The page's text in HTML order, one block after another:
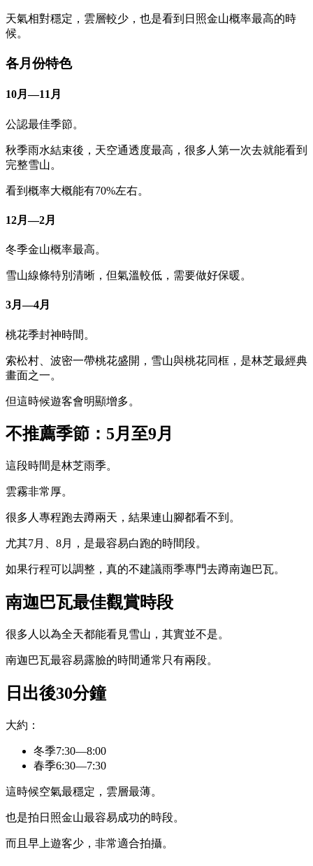
天氣相對穩定，雲層較少，也是看到日照金山概率最高的時
候。
各月份特色
10月—11月
公認最佳季節。
秋季雨水結束後，天空通透度最高，很多人第一次去就能看到
完整雪山。
看到概率大概能有70%左右。
12月—2月
冬季金山概率最高。
雪山線條特別清晰，但氣溫較低，需要做好保暖。
3月—4月
桃花季封神時間。
索松村、波密一帶桃花盛開，雪山與桃花同框，是林芝最經典
畫面之一。
但這時候遊客會明顯增多。
不推薦季節：5月至9月
這段時間是林芝雨季。
雲霧非常厚。
很多人專程跑去蹲兩天，結果連山腳都看不到。
尤其7月、8月，是最容易白跑的時間段。
如果行程可以調整，真的不建議雨季專門去蹲南迦巴瓦。
南迦巴瓦最佳觀賞時段
很多人以為全天都能看見雪山，其實並不是。
南迦巴瓦最容易露臉的時間通常只有兩段。
日出後30分鐘
大約：
冬季7:30—8:00
春季6:30—7:30
這時候空氣最穩定，雲層最薄。
也是拍日照金山最容易成功的時段。
而且早上遊客少，非常適合拍攝。